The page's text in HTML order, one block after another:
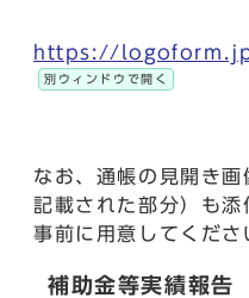
https://
別ウィンドウで開く
なお、通帳の見開き
記載された部分）も添
事前に用意してくださ
補助金等実績報告